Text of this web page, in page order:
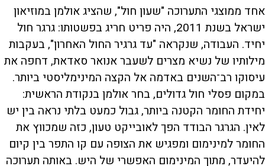
אחד ממוצגי התערוכה "שעון חול", שהציג אולמן במוזיאון
ישראל בשנת 2011, היה פריט חריג בפשטותו: גרגר חול
יחיד. העבודה, שנקראה "עד גרגיר החול האחרון", בעקבות
מילותיו של נשיא מצרים לשעבר אנואר סאדאת, דחפה את
עיסוקו רב־השנים באדמה אל הקצה המינימליסטי ביותר.
במקום פסלי חול גדולים, בחר אולמן בנקודת הראשית:
יחידת החומר הקטנה ביותר, גבול כמעט בלתי נראה בין יש
לאין. הגרגר הבודד הפך לאובייקט טעון, כזה שמכווץ את
החומר למינימום ומפגיש את הצופה עם קו התפר בין קיום
להיעדר, מתוך המינימום האפשרי של היש. באותה תערוכה